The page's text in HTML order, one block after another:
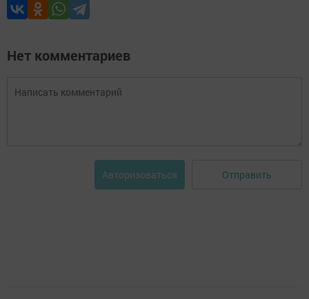
Нет комментариев
Авторизоваться Отправить